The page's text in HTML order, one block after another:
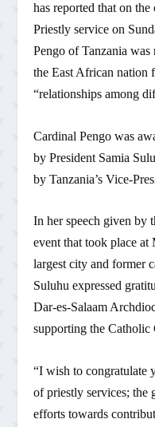
has reported that on
Priestly service on
Pengo of Tanzania
the East African nation
“relationships among
Cardinal Pengo was
by President Samia
by Tanzania’s Vice-
In her speech given by
event that took place at
largest city and former
Suluhu expressed
Dar-es-Salaam
supporting the Catholic
“I wish to congratulate
of priestly services; the
efforts towards